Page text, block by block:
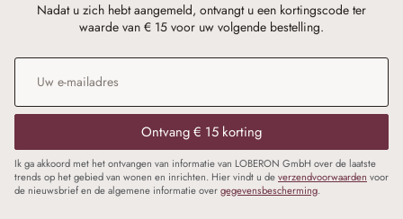
Nadat u zich hebt aangemeld, ontvangt u een kortingscode ter
waarde van € 15 voor uw volgende bestelling.
E-mailadres
Ontvang € 15 korting
Ik ga akkoord met het ontvangen van informatie van LOBERON GmbH over de laatste
trends op het gebied van wonen en inrichten. Hier vindt u deverzendvoorwaarden voor
de nieuwsbrief en de algemene informatie overgegevensbescherming.